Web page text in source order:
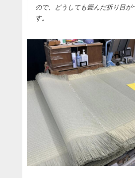
ので、どうしても畳んだ折り目が
す。